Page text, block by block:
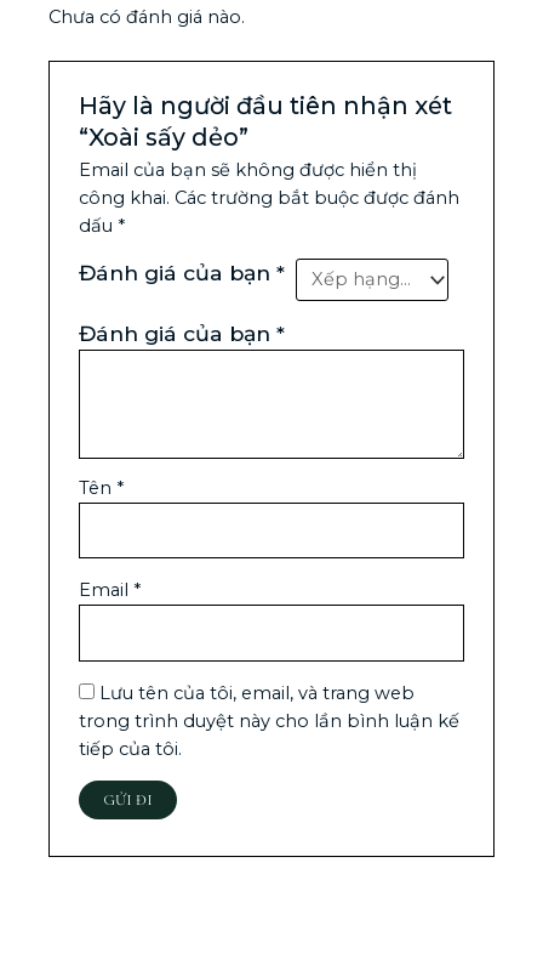
Chưa có đánh giá nào.
Hãy là người đầu tiên nhận xét
“Xoài sấy dẻo”
Email của bạn sẽ không được hiển thị
công khai. Các trường bắt buộc được đánh
dấu *
Đánh giá của bạn*
Đánh giá của bạn*
Tên *
Email *
Lưu tên của tôi, email, và trang web
trong trình duyệt này cho lần bình luận kế
tiếp của tôi.